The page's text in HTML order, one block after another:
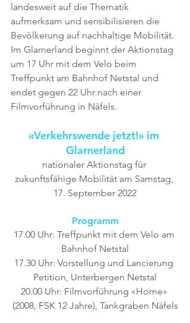
landesweit auf die Thematik
aufmerksam und sensibilisieren die
Bevölkerung auf nachhaltige Mobilität.
Im Glarnerland beginnt der Aktionstag
um 17 Uhr mit dem Velo beim
Treffpunkt am Bahnhof Netstal und
endet gegen 22 Uhr nach einer
Filmvorführung in Näfels.
«Verkehrswende jetzt!» im
Glarnerland
nationaler Aktionstag für
zukunftsfähige Mobilität am Samstag,
17. September 2022
Programm
17.00 Uhr: Treffpunkt mit dem Velo am
Bahnhof Netstal
17.30 Uhr: Vorstellung und Lancierung
Petition, Unterbergen Netstal
20.00 Uhr: Filmvorführung «Home»
(2008, FSK 12 Jahre), Tankgraben Näfels